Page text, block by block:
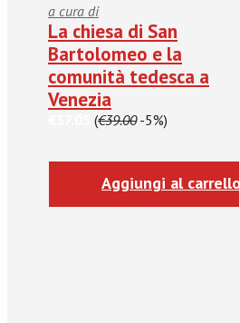
a cura di
La chiesa di San
Bartolomeo e la
comunità tedesca a
Venezia
(€39.00-5%)
Aggiungi al carrello